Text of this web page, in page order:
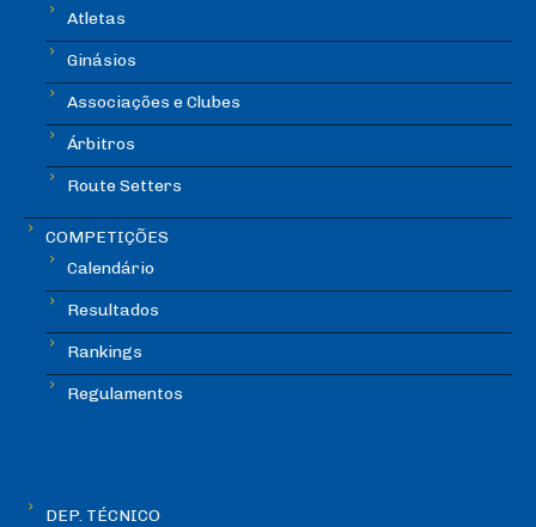
Atletas
Ginásios
Associações e Clubes
Árbitros
Route Setters
COMPETIÇÕES
Calendário
Resultados
Rankings
Regulamentos
DEP. TÉCNICO